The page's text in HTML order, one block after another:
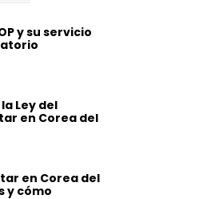
y su servicio
Ley del
en Corea del
en Corea del
y cómo